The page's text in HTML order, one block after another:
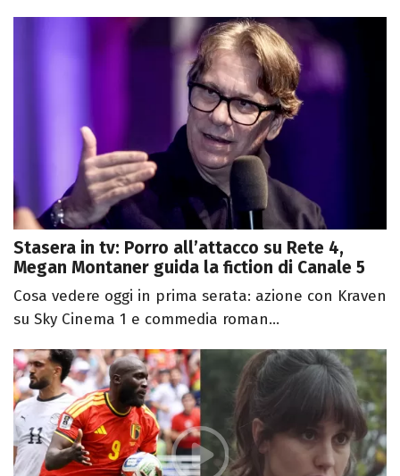
Stasera in tv: Porro all’attacco su Rete 4,
Megan Montaner guida la fiction di Canale 5
Cosa vedere oggi in prima serata: azione con Kraven
su Sky Cinema 1 e commedia roman...